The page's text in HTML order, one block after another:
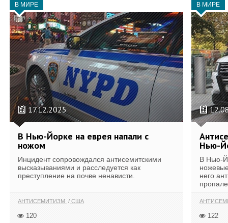
В МИРЕ
17.12.2025
В Нью-Йорке на еврея напали с
ножом
Инцидент сопровождался антисемитскими
высказываниями и расследуется как
преступление на почве ненависти.
АНТИСЕМИТИЗМ США
120
В МИРЕ
Нью-
В Нью-
него
122